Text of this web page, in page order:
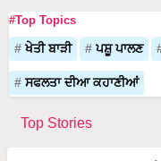
#Top Topics
ਖੇਤੀ ਬਾੜੀ ਪਸ਼ੂ ਪਾਲਣ
ਸਫਲਤਾ ਦੀਆ ਕਹਾਣੀਆਂ
Top Stories